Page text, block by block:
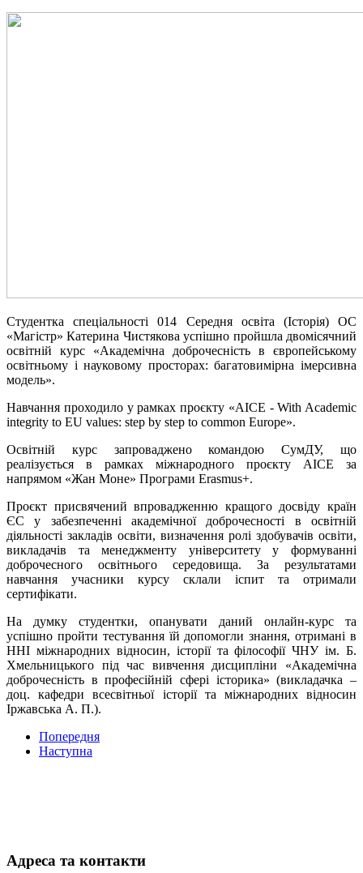
Студентка спеціальності 014 Середня освіта (Історія) ОС
«Магістр» Катерина Чистякова успішно пройшла двомісячний
освітній курс «Академічна доброчесність в європейському
освітньому і науковому просторах: багатовимірна імерсивна
модель».
Навчання проходило у рамках проєкту «AICE - With Academic
integrity to EU values: step by step to common Europe».
Освітній курс запроваджено командою СумДУ, що
реалізується в рамках міжнародного проєкту AICE за
напрямом «Жан Моне» Програми Erasmus+.
Проєкт присвячений впровадженню кращого досвіду країн
ЄС у забезпеченні академічної доброчесності в освітній
діяльності закладів освіти, визначення ролі здобувачів освіти,
викладачів та менеджменту університету у формуванні
доброчесного освітнього середовища. За результатами
навчання учасники курсу склали іспит та отримали
сертифікати.
На думку студентки, опанувати даний онлайн-курс та
успішно пройти тестування їй допомогли знання, отримані в
ННІ міжнародних відносин, історії та філософії ЧНУ ім. Б.
Хмельницького під час вивчення дисципліни «Академічна
доброчесність в професійній сфері історика» (викладачка –
доц. кафедри всесвітньої історії та міжнародних відносин
Іржавська А. П.).
Попередня
Наступна
Адреса та контакти